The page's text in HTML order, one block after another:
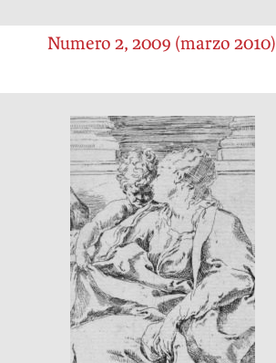
Numero 2, 2009 (marzo 2010)